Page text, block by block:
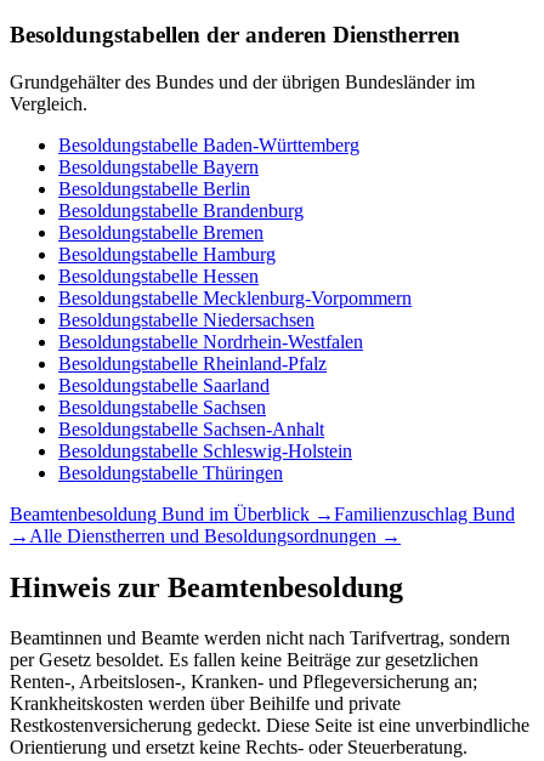
Besoldungstabellen der anderen Dienstherren
Grundgehälter des Bundes und der übrigen Bundesländer im
Vergleich.
Besoldungstabelle Baden-Württemberg
Besoldungstabelle Bayern
Besoldungstabelle Berlin
Besoldungstabelle Brandenburg
Besoldungstabelle Bremen
Besoldungstabelle Hamburg
Besoldungstabelle Hessen
Besoldungstabelle Mecklenburg-Vorpommern
Besoldungstabelle Niedersachsen
Besoldungstabelle Nordrhein-Westfalen
Besoldungstabelle Rheinland-Pfalz
Besoldungstabelle Saarland
Besoldungstabelle Sachsen
Besoldungstabelle Sachsen-Anhalt
Besoldungstabelle Schleswig-Holstein
Besoldungstabelle Thüringen
Beamtenbesoldung Bund im Überblick →Familienzuschlag Bund
→ Alle Dienstherren und Besoldungsordnungen →
Hinweis zur Beamtenbesoldung
Beamtinnen und Beamte werden nicht nach Tarifvertrag, sondern
per Gesetz besoldet. Es fallen keine Beiträge zur gesetzlichen
Renten-, Arbeitslosen-, Kranken- und Pflegeversicherung an;
Krankheitskosten werden über Beihilfe und private
Restkostenversicherung gedeckt. Diese Seite ist eine unverbindliche
Orientierung und ersetzt keine Rechts- oder Steuerberatung.